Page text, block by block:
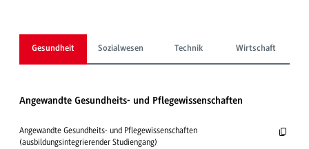
Gesundheit Sozialwesen Technik Wirtschaft
Angewandte Gesundheits- und Pflege­wissen­schaften
Angewandte Gesundheits- und Pflegewissenschaften
(ausbildungsintegrierender Studiengang)